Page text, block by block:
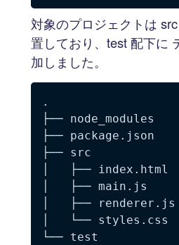
対象のプロジェクトは
置しており、test 配下に
加しました。
.
├── node_modules
├── package.json
├── src
│   ├── index.html
│   ├── main.js
│   ├── renderer.js
│   └── styles.css
└── test